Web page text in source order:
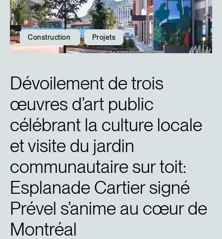
Construction Projets
Dévoilement de trois
œuvres d’art public
célébrant la culture locale
et visite du jardin
communautaire sur toit:
Esplanade Cartier signé
Prével s’anime au cœur de
Montréal